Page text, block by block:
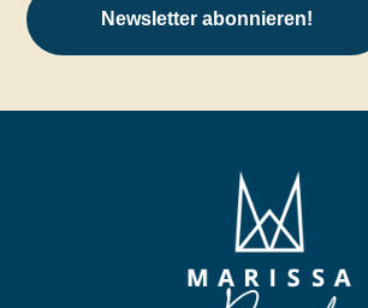
Newsletter abonnieren!